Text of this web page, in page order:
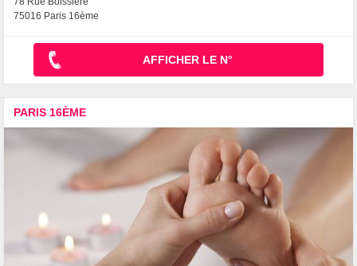
75016 Paris 16ème
AFFICHER LE N°
PARIS 16ÈME